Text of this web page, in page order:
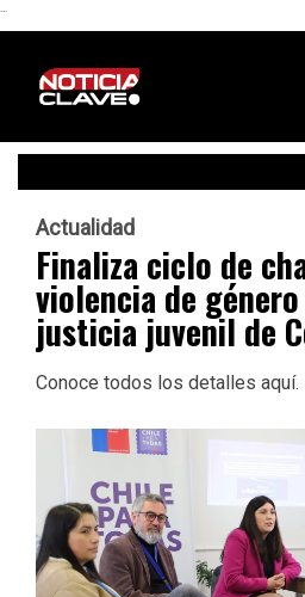
```
Actualidad
Finaliza ciclo de
violencia de
justicia juvenil de
Conoce todos los detalles aquí.